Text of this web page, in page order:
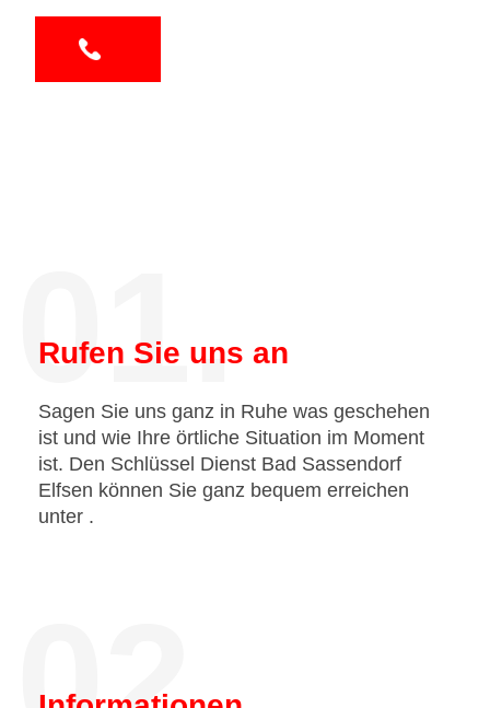
01.
Rufen Sie uns an
Sagen Sie uns ganz in Ruhe was geschehen
ist und wie Ihre örtliche Situation im Moment
ist. Den Schlüssel Dienst Bad Sassendorf
Elfsen können Sie ganz bequem erreichen
unter .